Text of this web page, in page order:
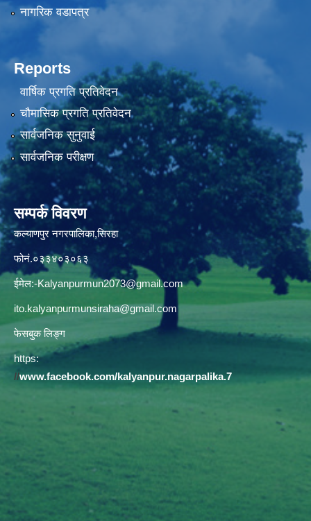
नागरिक वडापत्र
Reports
वार्षिक प्रगति प्रतिवेदन
चौमासिक प्रगति प्रतिवेदन
सार्वजनिक सुनुवाई
सार्वजनिक परीक्षण
सम्पर्क विवरण
कल्याणपुर नगरपालिका,सिरहा
फोनं.०३३४०३०६३
ईमेल:-Kalyanpurmun2073@gmail.com
ito.kalyanpurmunsiraha@gmail.com
फेसबुक लिङ्ग
https:
//www.facebook.com/kalyanpur.nagarpalika.7